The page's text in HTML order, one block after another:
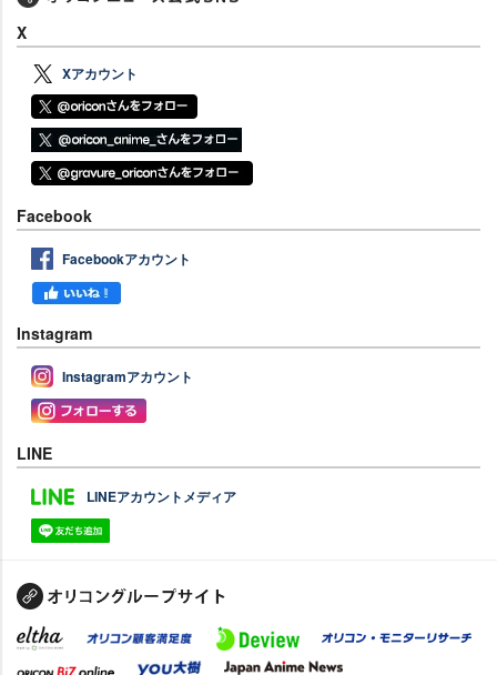
X
Xアカウント
Facebook
Facebookアカウント
Instagram
Instagramアカウント
LINE
LINEアカウントメディア